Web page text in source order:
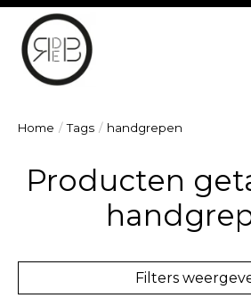
Home / Tags / handgrepen
Producten
Filters